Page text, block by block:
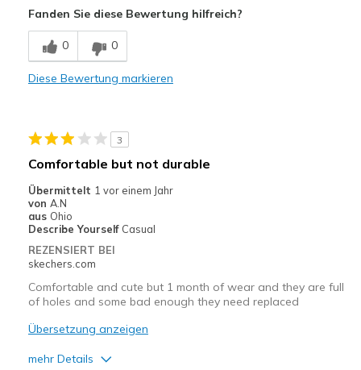
Geeignete Verwendung
Casual Wear
Fanden Sie diese Bewertung hilfreich?
0 0
Diese Bewertung markieren
3
Comfortable but not durable
Übermittelt 1 vor einem Jahr
von A.N
aus Ohio
Describe Yourself Casual
REZENSIERT BEI
skechers.com
Comfortable and cute but 1 month of wear and they are full
of holes and some bad enough they need replaced
Übersetzung anzeigen
mehr Details